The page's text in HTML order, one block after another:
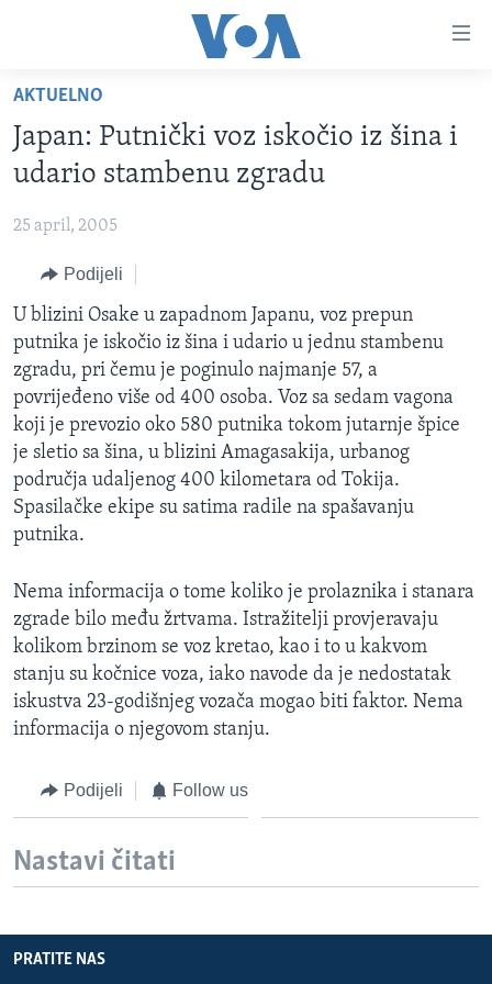
glavni
sadržaj
Pređi
na
glavnu
navigaciju
pretragu
VIDEO
VIJESTI
SJEDINJENE AMERIČKE DRŽAVE
BOSNA I HERCEGOVINA
SVIJET
NAUKA I TEHNOLOGIJA
SPECIJALNI PROJEKTI
KORUPCIJA
SLOBODA MEDIJA
ŽENSKA STRANA
IZBJEGLIČKA STRANA
MAGAZIN
Learning English
PRATITE NAS
AKTUELNO
Japan: Putnički voz iskočio iz šina i
udario stambenu zgradu
25 april, 2005
Podijeli
U blizini Osake u zapadnom Japanu, voz prepun
putnika je iskočio iz šina i udario u jednu stambenu
zgradu, pri čemu je poginulo najmanje 57, a
povrijeđeno više od 400 osoba. Voz sa sedam vagona
koji je prevozio oko 580 putnika tokom jutarnje špice
je sletio sa šina, u blizini Amagasakija, urbanog
područja udaljenog 400 kilometara od Tokija.
Spasilačke ekipe su satima radile na spašavanju
putnika.
Nema informacija o tome koliko je prolaznika i stanara
zgrade bilo među žrtvama. Istražitelji provjeravaju
kolikom brzinom se voz kretao, kao i to u kakvom
stanju su kočnice voza, iako navode da je nedostatak
iskustva 23-godišnjeg vozača mogao biti faktor. Nema
informacija o njegovom stanju.
Podijeli Follow us
Nastavi čitati
PRATITE NAS